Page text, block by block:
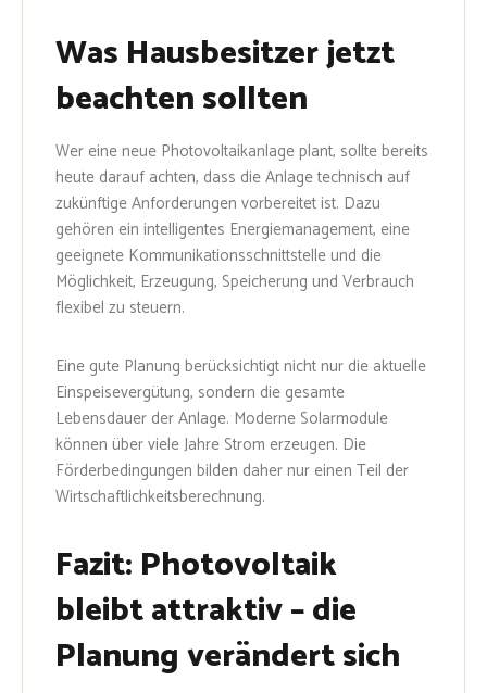
Was Hausbesitzer jetzt
beachten sollten
Wer eine neue Photovoltaikanlage plant, sollte bereits
heute darauf achten, dass die Anlage technisch auf
zukünftige Anforderungen vorbereitet ist. Dazu
gehören ein intelligentes Energiemanagement, eine
geeignete Kommunikationsschnittstelle und die
Möglichkeit, Erzeugung, Speicherung und Verbrauch
flexibel zu steuern.
Eine gute Planung berücksichtigt nicht nur die aktuelle
Einspeisevergütung, sondern die gesamte
Lebensdauer der Anlage. Moderne Solarmodule
können über viele Jahre Strom erzeugen. Die
Förderbedingungen bilden daher nur einen Teil der
Wirtschaftlichkeitsberechnung.
Fazit: Photovoltaik
bleibt attraktiv – die
Planung verändert sich